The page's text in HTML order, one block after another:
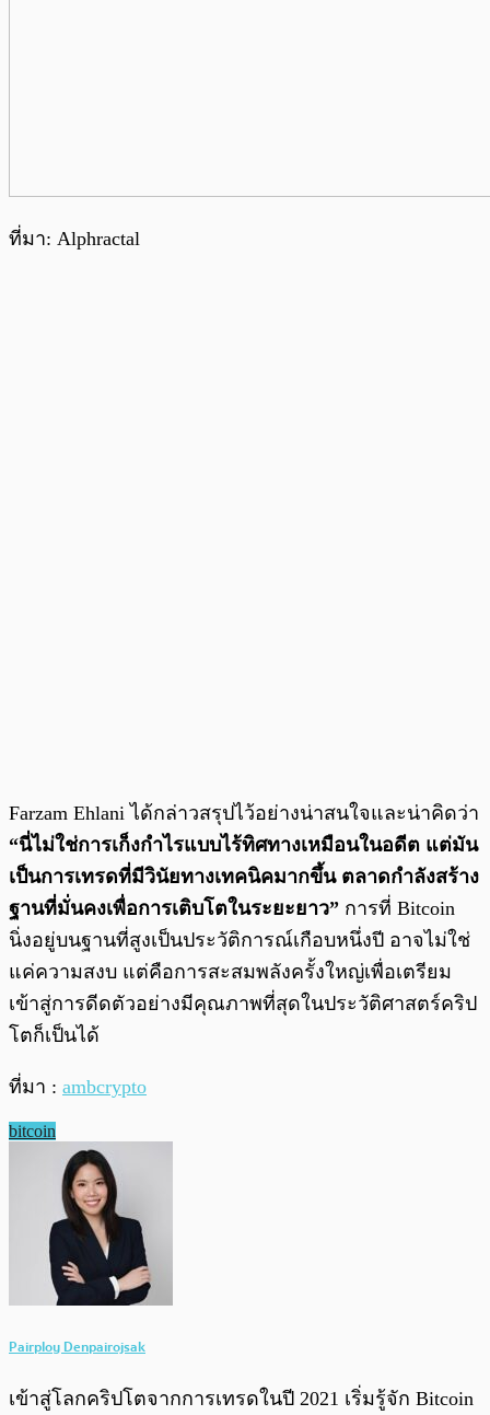
ที่มา: Alphractal
Farzam Ehlani ได้กล่าวสรุปไว้อย่างน่าสนใจและน่าคิดว่า
“นี่ไม่ใช่การเก็งกำไรแบบไร้ทิศทางเหมือนในอดีต แต่มัน
เป็นการเทรดที่มีวินัยทางเทคนิคมากขึ้น ตลาดกำลังสร้าง
ฐานที่มั่นคงเพื่อการเติบโตในระยะยาว” การที่ Bitcoin
นิ่งอยู่บนฐานที่สูงเป็นประวัติการณ์เกือบหนึ่งปี อาจไม่ใช่
แค่ความสงบ แต่คือการสะสมพลังครั้งใหญ่เพื่อเตรียม
เข้าสู่การดีดตัวอย่างมีคุณภาพที่สุดในประวัติศาสตร์คริป
โตก็เป็นได้
ที่มา : ambcrypto
bitcoin
Pairploy Denpairojsak
เข้าสู่โลกคริปโตจากการเทรดในปี 2021 เริ่มรู้จัก Bitcoin